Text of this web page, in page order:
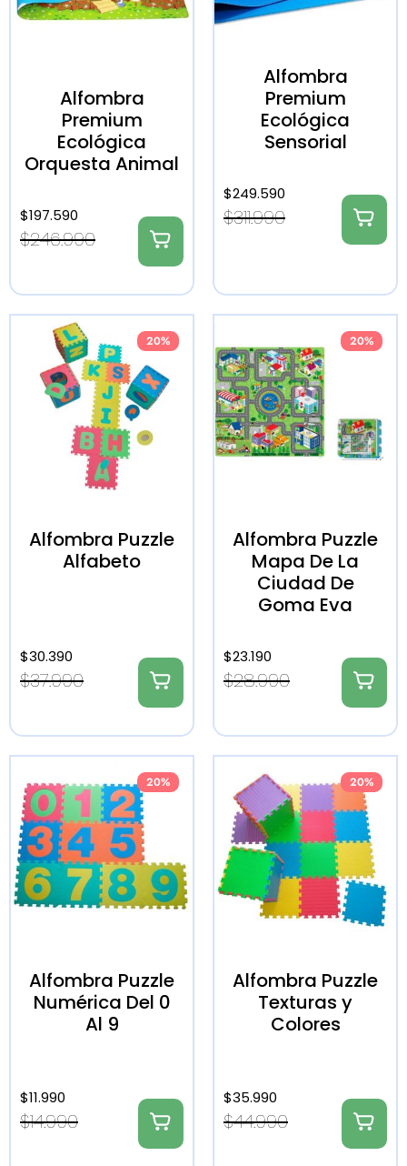
Alfombra
Premium
Ecológica
Orquesta Animal
$246.990
$197.590
Alfombra
Premium
Ecológica
Sensorial
$311.990
$249.590
20%
Alfombra Puzzle
Alfabeto
$37.990
$30.390
20%
Alfombra Puzzle
Mapa De La
Ciudad De
Goma Eva
$28.990
$23.190
20%
Alfombra Puzzle
Numérica Del 0
Al 9
$14.990
$11.990
20%
Alfombra Puzzle
Texturas y
Colores
$44.990
$35.990